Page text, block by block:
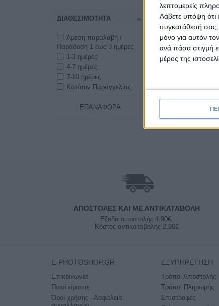
λεπτομερείς
Λάβετε υπόψη ότι
συγκατάθεσή σας,
μόνο για αυτόν
ανά πάσα στιγμή
μέρος της
ΔΙΑΘΕΣΙΜΌΤΗΤΑ
Άμεση παραλαβή /
Παράδοση 1 έως 3 ημέρες
1-3 ημέρες
4-7 ημέρες
7-10 ημέρες
Κατόπιν Παραγγελίας
ΕΠΑΝΑΦΟΡΆ
ΑΠΟΣΤΟΛΈΣ ΚΑΙ ΜΕ ΑΝΤΙΚΑΤΑΒΟΛΗ
Εξοδα αποστολής 4,90€,
Κόστος αντικαταβολής 2,90€
E-PHOTOSHOP.GR
Επικοινωνία
Ποιοί είμαστε
Όροι χρήσης - Ασφάλεια
ΕΞΥΠΗΡΈΤΗΣΗ
Τρόποι Αποστολής
Τρόποι Πληρωμής
Επιστροφές